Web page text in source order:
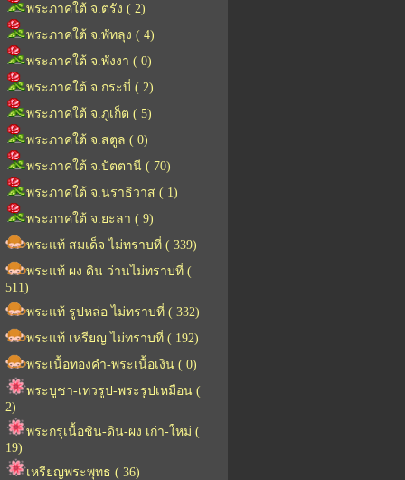
พระภาคใต้ จ.ตรัง ( 2)
พระภาคใต้ จ.พัทลุง ( 4)
พระภาคใต้ จ.พังงา ( 0)
พระภาคใต้ จ.กระบี่ ( 2)
พระภาคใต้ จ.ภูเก็ต ( 5)
พระภาคใต้ จ.สตูล ( 0)
พระภาคใต้ จ.ปัตตานี ( 70)
พระภาคใต้ จ.นราธิวาส ( 1)
พระภาคใต้ จ.ยะลา ( 9)
พระแท้ สมเด็จ ไม่ทราบที่ ( 339)
พระแท้ ผง ดิน ว่านไม่ทราบที่ (
511)
พระแท้ รูปหล่อ ไม่ทราบที่ ( 332)
พระแท้ เหรียญ ไม่ทราบที่ ( 192)
พระเนื้อทองคำ-พระเนื้อเงิน ( 0)
พระบูชา-เทวรูป-พระรูปเหมือน (
2)
พระกรุเนื้อชิน-ดิน-ผง เก่า-ใหม่ (
19)
เหรียญพระพุทธ ( 36)